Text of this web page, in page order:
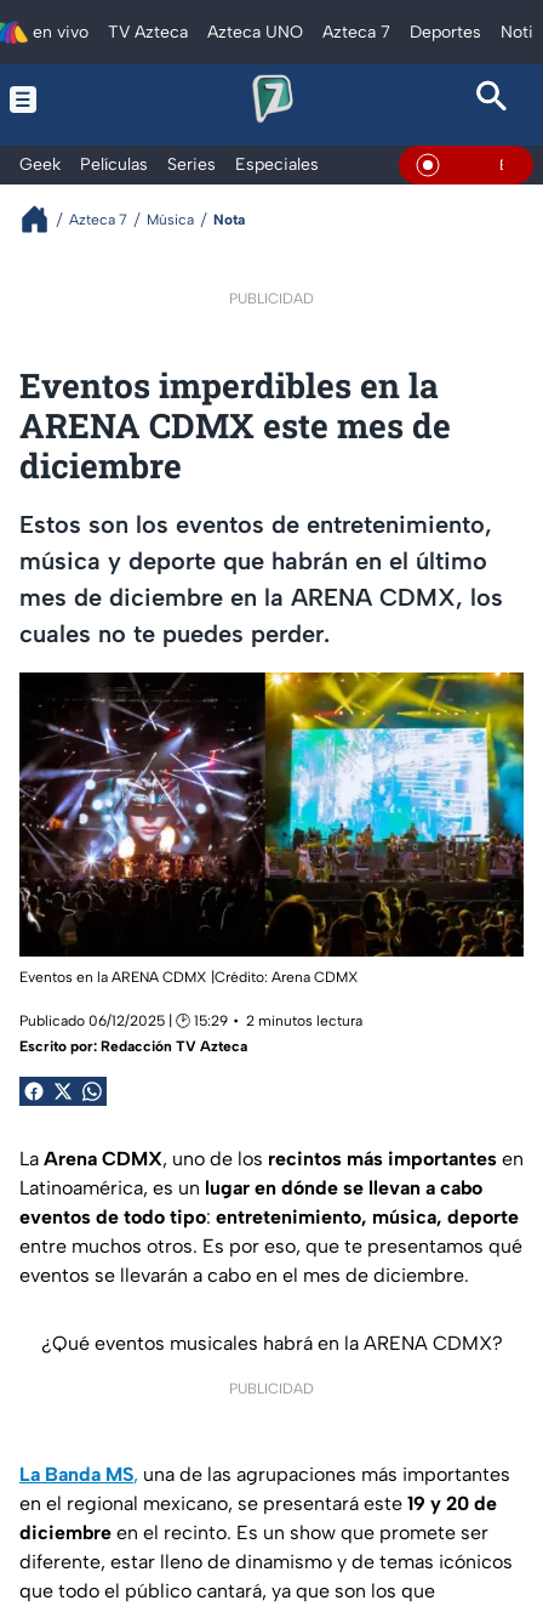
en vivo TV Azteca Azteca UNO Azteca 7 Deportes
Geek Películas Series Especiales En Vivo
Azteca 7 Música Nota
PUBLICIDAD
Eventos imperdibles en la
ARENA CDMX este mes de
diciembre
Estos son los eventos de entretenimiento,
música y deporte que habrán en el último
mes de diciembre en la ARENA CDMX, los
cuales no te puedes perder.
Eventos en la ARENA CDMX |Crédito: Arena CDMX
Publicado 06/12/2025 | 🕑 15:29
2 minutos lectura
Escrito por: Redacción TV Azteca
La Arena CDMX, uno de los recintos más importantes en
Latinoamérica, es un lugar en dónde se llevan a cabo
eventos de todo tipo: entretenimiento, música, deporte
entre muchos otros. Es por eso, que te presentamos qué
eventos se llevarán a cabo en el mes de diciembre.
¿Qué eventos musicales habrá en la ARENA CDMX?
PUBLICIDAD
La Banda MS, una de las agrupaciones más importantes
en el regional mexicano, se presentará este 19 y 20 de
diciembre en el recinto. Es un show que promete ser
diferente, estar lleno de dinamismo y de temas icónicos
que todo el público cantará, ya que son los que